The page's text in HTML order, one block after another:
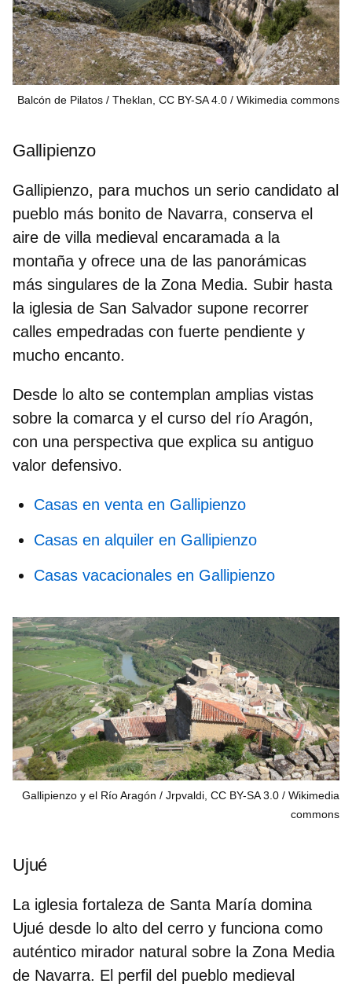
Balcón de Pilatos / Theklan, CC BY-SA 4.0 Wikimedia commons
Gallipienzo
Gallipienzo, para muchos un serio candidato al
pueblo más bonito de Navarra, conserva el
aire de villa medieval encaramada a la
montaña y ofrece una de las panorámicas
más singulares de la Zona Media. Subir hasta
la iglesia de San Salvador supone recorrer
calles empedradas con fuerte pendiente y
mucho encanto.
Desde lo alto se contemplan amplias vistas
sobre la comarca y el curso del río Aragón,
con una perspectiva que explica su antiguo
valor defensivo.
Casas en venta en Gallipienzo
Casas en alquiler en Gallipienzo
Casas vacacionales en Gallipienzo
Gallipienzo y el Río Aragón / Jrpvaldi, CC BY-SA 3.0
Wikimedia
commons
Ujué
La iglesia fortaleza de Santa María domina
Ujué desde lo alto del cerro y funciona como
auténtico mirador natural sobre la Zona Media
de Navarra. El perfil del pueblo medieval